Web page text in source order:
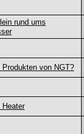
rund ums
Produkten von NGT?
Heater